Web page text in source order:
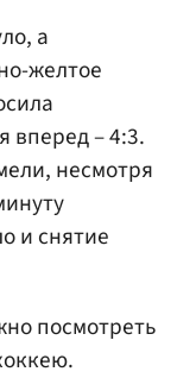
а
желтое
вперед – 4:3.
несмотря
и снятие
посмотреть